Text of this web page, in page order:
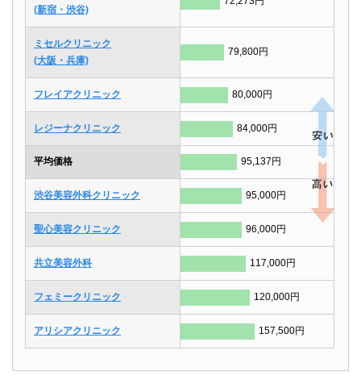
(新宿・渋谷)
ミセルクリニック
(大阪・兵庫)
79,800円
フレイアクリニック 80,000円
レジーナクリニック 84,000円
平均価格 95,137円
渋谷美容外科クリニック 95,000円
聖心美容クリニック 96,000円
共立美容外科 117,000円
フェミークリニック 120,000円
アリシアクリニック 157,500円